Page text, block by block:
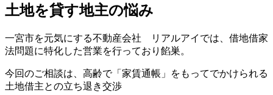
土地を貸す地主の悩み
一宮市を元気にする不動産会社 リアルアイでは、借地借家
法問題に特化した営業を行っており餡巣。
今回のご相談は、高齢で「家賃通帳」をもってでかけられる
土地借主との立ち退き交渉